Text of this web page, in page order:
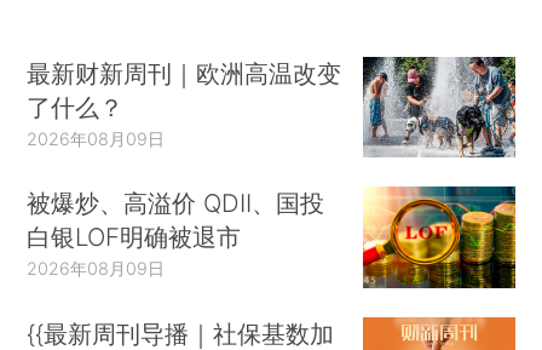
最新财新周刊｜欧洲高温改变
了什么？
2026年08月09日
被爆炒、高溢价 QDII、国投
白银LOF明确被退市
2026年08月09日
{{最新周刊导播｜社保基数加